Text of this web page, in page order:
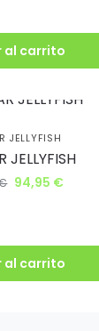
al carrito
JELLYFISH
JELLYFISH
94,95 €
al carrito